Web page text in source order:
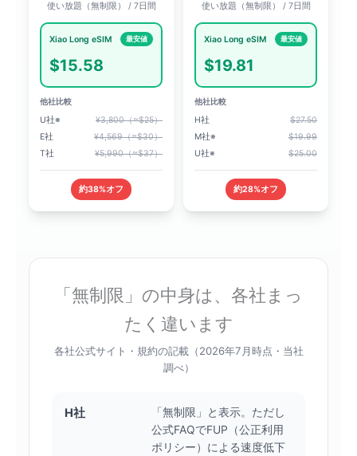
使い放題（無制限） / 7日間
Xiao Long eSIM 最安値
$15.58
他社比較
U社※
¥3,800（≈$25）
E社
¥4,569（≈$30）
T社
¥5,990（≈$37）
約38%オフ
使い放題（無制限） / 7日間
Xiao Long eSIM 最安値
$19.81
他社比較
H社
$27.50
M社※
$19.99
U社※
$25.00
約28%オフ
「無制限」の中身は、各社まっ
たく違います
各社公式サイト・規約の記載（2026年7月時点・当社
調べ）
H社
「無制限」と表示。ただし
公式FAQでFUP（公正利用
ポリシー）による速度低下